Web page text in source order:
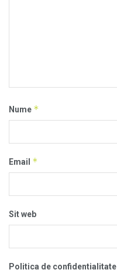
Nume *
Email *
Sit web
Politica de confidentialitate